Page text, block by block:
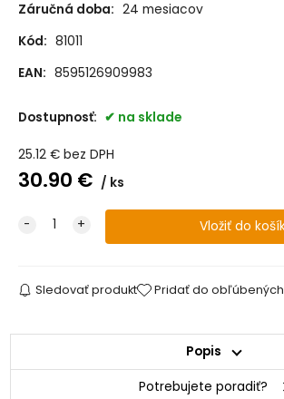
Záručná doba: 24 mesiacov
Kód: 81011
EAN: 8595126909983
Dostupnosť: na sklade
25.12€ bez DPH
30.90 € ks
Sledovať produkt Pridať do obľúbených
Popis
Potrebujete poradiť?